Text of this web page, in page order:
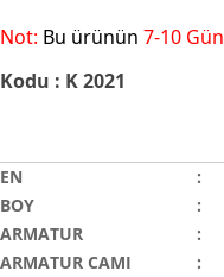
Not: Bu ürünün 7-10 Gün
Kodu : K 2021
EN :
BOY
:
ARMATUR
:
ARMATUR CAMI
: